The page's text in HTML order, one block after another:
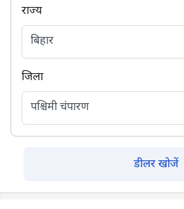
राज्य
जिला
डीलर खोजें